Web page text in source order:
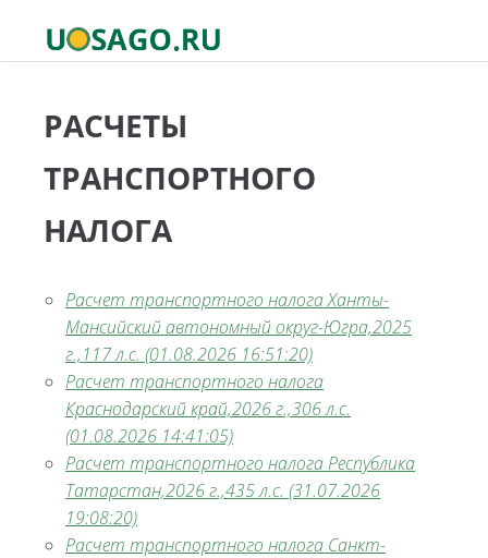
РАСЧЕТЫ
ТРАНСПОРТНОГО
НАЛОГА
Расчет транспортного налога Ханты-
Мансийский автономный округ-Югра,2025
г.,117 л.с. (01.08.2026 16:51:20)
Расчет транспортного налога
Краснодарский край,2026 г.,306 л.с.
(01.08.2026 14:41:05)
Расчет транспортного налога Республика
Татарстан,2026 г.,435 л.с. (31.07.2026
19:08:20)
Расчет транспортного налога Санкт-